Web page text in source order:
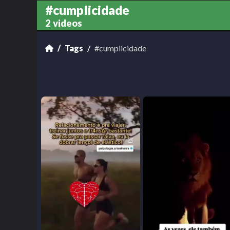
#cumplicidade
2 videos
Tags #cumplicidade